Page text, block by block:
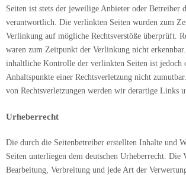
Seiten ist stets der jeweilige Anbieter oder Betreiber
verantwortlich. Die verlinkten Seiten wurden zum
Verlinkung auf mögliche Rechtsverstöße überprüft.
waren zum Zeitpunkt der Verlinkung nicht
inhaltliche Kontrolle der verlinkten Seiten ist jedoch
Anhaltspunkte einer Rechtsverletzung nicht
von Rechtsverletzungen werden wir derartige Links
Urheberrecht
Die durch die Seitenbetreiber erstellten Inhalte und
Seiten unterliegen dem deutschen Urheberrecht. Die
Bearbeitung, Verbreitung und jede Art der